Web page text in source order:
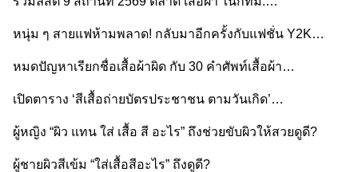
หนุ่ม ๆ สายแฟห้ามพลาด! กลับมาอีกครั้งกับแฟชั่น Y2K…
หมดปัญหาเรียกชื่อเสื้อผ้าผิด กับ 30 คำศัพท์เสื้อผ้า…
เปิดตาราง ‘สีเสื้อถ่ายบัตรประชาชน ตามวันเกิด’…
ผู้หญิง “ผิว แทน ใส่ เสื้อ สี อะไร” ถึงช่วยขับผิวให้สวยดูดี?
ผู้ชายผิวสีเข้ม “ใส่เสื้อสีอะไร” ถึงดูดี?